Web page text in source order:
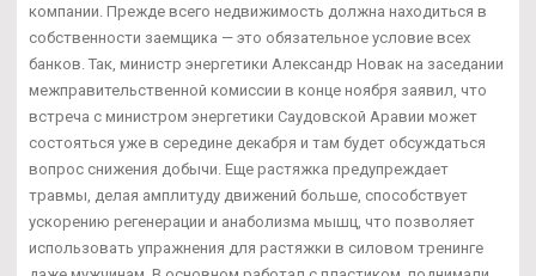
компании. Прежде всего недвижимость должна находиться в
собственности заемщика — это обязательное условие всех
банков. Так, министр энергетики Александр Новак на заседании
межправительственной комиссии в конце ноября заявил, что
встреча с министром энергетики Саудовской Аравии может
состояться уже в середине декабря и там будет обсуждаться
вопрос снижения добычи. Еще растяжка предупреждает
травмы, делая амплитуду движений больше, способствует
ускорению регенерации и анаболизма мышц, что позволяет
использовать упражнения для растяжки в силовом тренинге